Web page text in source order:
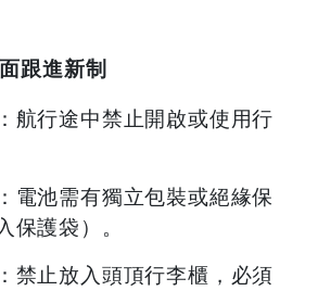
跟進新制
：航行途中禁止開啟或使用行
：電池需有獨立包裝或絕緣保
保護袋）。
：禁止放入頭頂行李櫃，必須